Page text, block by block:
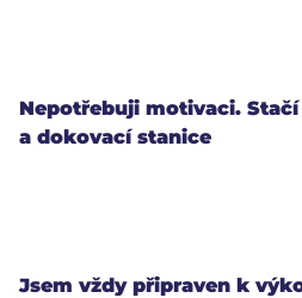
Nepotřebuji motivaci.
a dokovací stanice
Jsem vždy připraven k